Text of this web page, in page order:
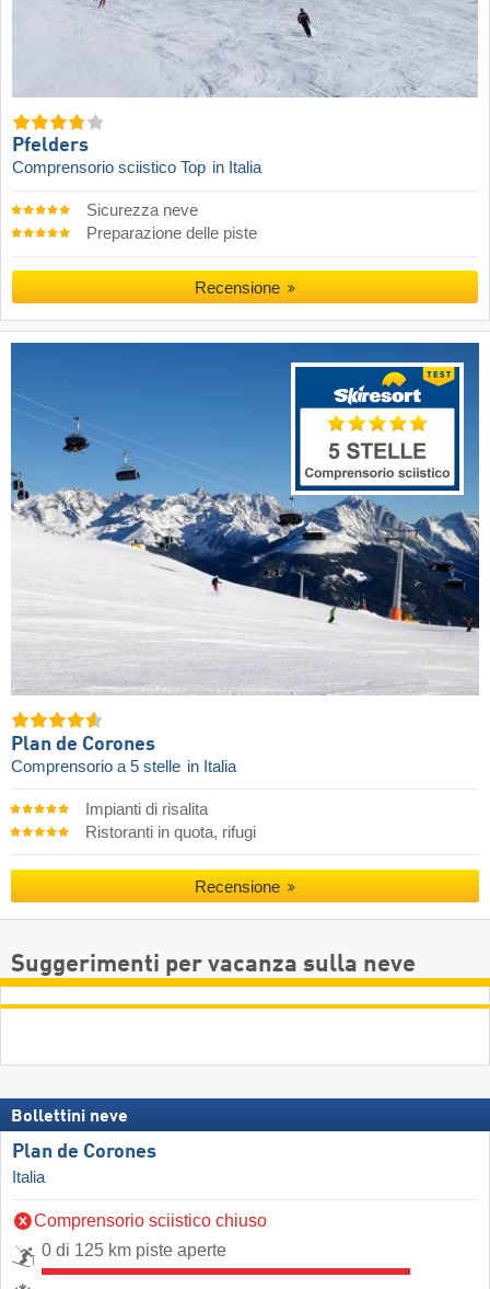
Pfelders
Comprensorio sciistico Top in Italia
Sicurezza neve
Preparazione delle piste
Recensione
Plan de Corones
Comprensorio a 5 stelle in Italia
Impianti di risalita
Ristoranti in quota, rifugi
Recensione
Suggerimenti per vacanza sulla neve
Bollettini neve
Plan de Corones
Italia
Comprensorio sciistico chiuso
0 di 125 km piste aperte